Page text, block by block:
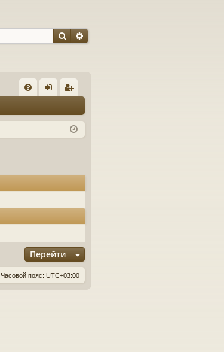
ПоискРасширенный поиск
Q д ис
ия
Перейти
Часовой пояс: UTC+03:00